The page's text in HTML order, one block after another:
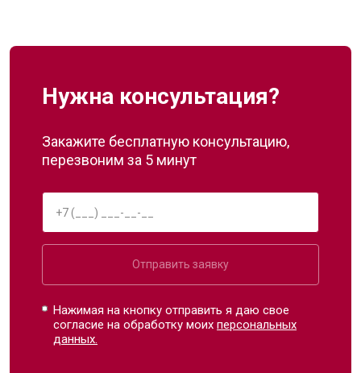
Нужна консультация?
Закажите бесплатную консультацию,
перезвоним за 5 минут
Отправить заявку
Нажимая на кнопку отправить я даю свое
согласие на обработку моихперсональных
данных.